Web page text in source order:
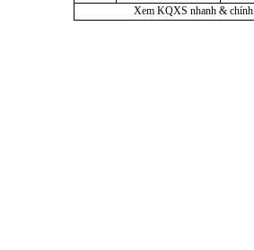
Xem KQXS nhanh & chính